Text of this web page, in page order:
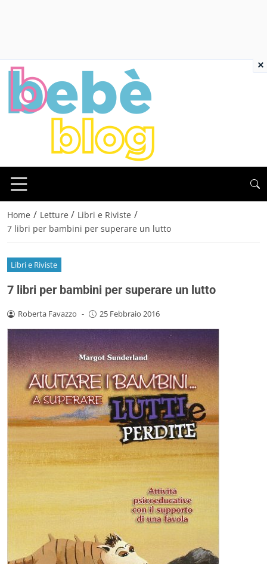
Home / Letture / Libri e Riviste /
7 libri per bambini per superare un lutto
Libri e Riviste
7 libri per bambini per superare un lutto
Roberta Favazzo - 25 Febbraio 2016
×